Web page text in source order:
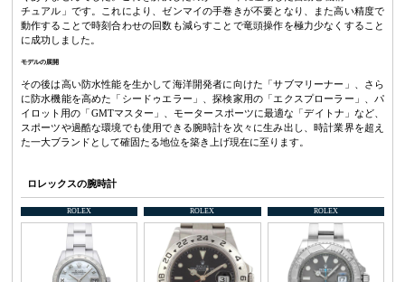
チュアル」です。これにより、ゼンマイの手巻きが不要となり、また高い精度で
動作することで時刻合わせの回数も減らすことで竜頭操作を極力少なくすること
に成功しました。
モデルの展開
その後は高い防水性能を生かして海洋開発者に向けた「サブマリーナー」、さら
に防水機能を高めた「シードゥエラー」、探検家用の「エクスプローラー」、パ
イロット用の「GMTマスター」、モータースポーツに最適な「デイトナ」など、
スポーツや過酷な環境でも使用できる腕時計を次々に生み出し、時計業界を超え
た一大ブランドとして確固たる地位を築き上げ現在に至ります。
ロレックスの腕時計
ROLEX ROLEX ROLEX